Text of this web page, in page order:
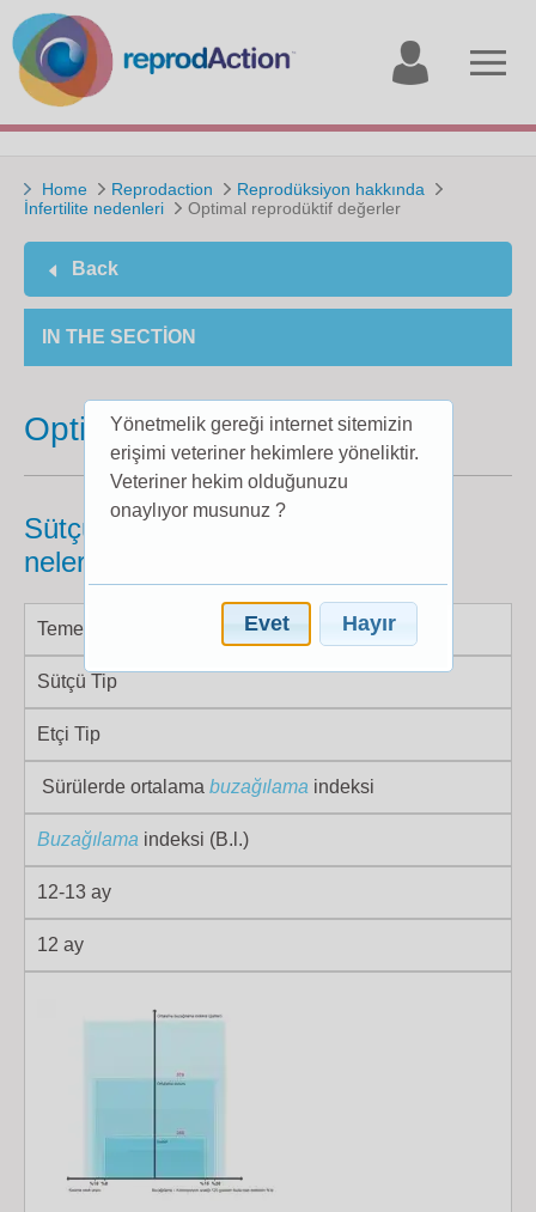
account
Home Reprodaction
Reprodüksiyon hakkında
İnfertilite nedenleri
Optimal reprodüktif değerler
Back
IN THE SECTION
Optimal reprodüktif değerler
Sütçü ve etçi tip ırklarda hedefler
nelerdir?
Temel reprodüktif parametreler
Sütçü Tip
Etçi Tip
Sürülerde ortalama buzağılama indeksi
Buzağılama indeksi (B.l.)
12-13 ay
12 ay
Yönetmelik gereği internet sitemizin
erişimi veteriner hekimlere yöneliktir.
Veteriner hekim olduğunuzu
onaylıyor musunuz ?
Evet Hayır